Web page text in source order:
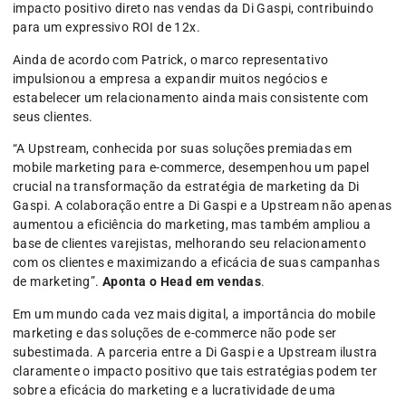
impacto positivo direto nas vendas da Di Gaspi, contribuindo
para um expressivo ROI de 12x.
Ainda de acordo com Patrick, o marco representativo
impulsionou a empresa a expandir muitos negócios e
estabelecer um relacionamento ainda mais consistente com
seus clientes.
“A Upstream, conhecida por suas soluções premiadas em
mobile marketing para e-commerce, desempenhou um papel
crucial na transformação da estratégia de marketing da Di
Gaspi. A colaboração entre a Di Gaspi e a Upstream não apenas
aumentou a eficiência do marketing, mas também ampliou a
base de clientes varejistas, melhorando seu relacionamento
com os clientes e maximizando a eficácia de suas campanhas
de marketing”.Aponta o Head em vendas.
Em um mundo cada vez mais digital, a importância do mobile
marketing e das soluções de e-commerce não pode ser
subestimada. A parceria entre a Di Gaspi e a Upstream ilustra
claramente o impacto positivo que tais estratégias podem ter
sobre a eficácia do marketing e a lucratividade de uma